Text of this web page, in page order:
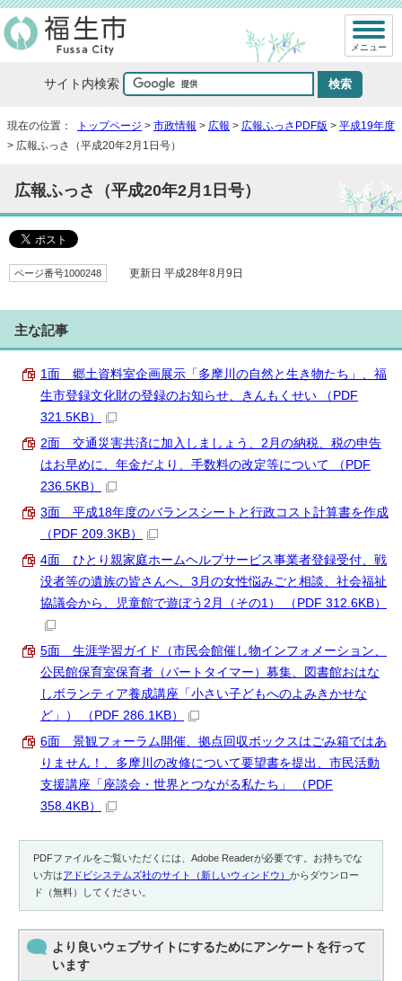
サイト内検索
メニュー
現在の位置： トップページ > 市政情報 > 広報 > 広報ふっさPDF版 > 平成19年度
> 広報ふっさ（平成20年2月1日号）
広報ふっさ（平成20年2月1日号）
ページ番号1000248 更新日 平成28年8月9日
主な記事
1面 郷土資料室企画展示「多摩川の自然と生き物たち」、福
生市登録文化財の登録のお知らせ、きんもくせい （PDF
321.5KB）
2面 交通災害共済に加入しましょう、2月の納税、税の申告
はお早めに、年金だより、手数料の改定等について （PDF
236.5KB）
3面 平成18年度のバランスシートと行政コスト計算書を作成
（PDF 209.3KB）
4面 ひとり親家庭ホームヘルプサービス事業者登録受付、戦
没者等の遺族の皆さんへ、3月の女性悩みごと相談、社会福祉
協議会から、児童館で遊ぼう2月（その1） （PDF 312.6KB）
5面 生涯学習ガイド（市民会館催し物インフォメーション、
公民館保育室保育者（パートタイマー）募集、図書館おはな
しボランティア養成講座「小さい子どもへのよみきかせな
ど」） （PDF 286.1KB）
6面 景観フォーラム開催、拠点回収ボックスはごみ箱ではあ
りません！、多摩川の改修について要望書を提出、市民活動
支援講座「座談会・世界とつながる私たち」 （PDF
358.4KB）
PDFファイルをご覧いただくには、Adobe Readerが必要です。お持ちでな
い方はアドビシステムズ社のサイト（新しいウィンドウ）からダウンロー
ド（無料）してください。
より良いウェブサイトにするためにアンケートを行って
います